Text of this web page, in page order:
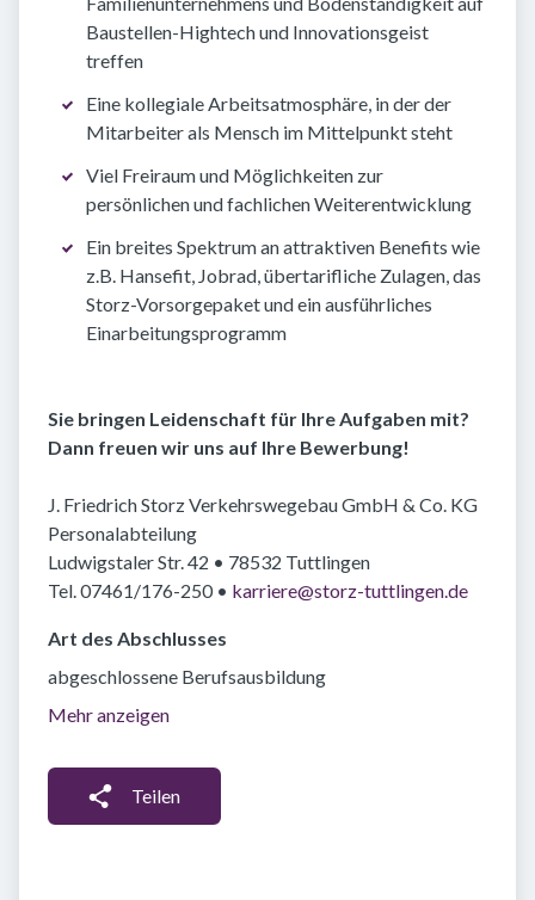
Baustellen-Hightech und Innovationsgeist
treffen
Eine kollegiale Arbeitsatmosphäre, in der der
Mitarbeiter als Mensch im Mittelpunkt steht
Viel Freiraum und Möglichkeiten zur
persönlichen und fachlichen Weiterentwicklung
Ein breites Spektrum an attraktiven Benefits wie
z.B. Hansefit, Jobrad, übertarifliche Zulagen, das
Storz-Vorsorgepaket und ein ausführliches
Einarbeitungsprogramm
Sie bringen Leidenschaft für Ihre Aufgaben mit?
Dann freuen wir uns auf Ihre Bewerbung!
J. Friedrich Storz Verkehrswegebau GmbH & Co. KG
Personalabteilung
Ludwigstaler Str. 42 • 78532 Tuttlingen
Tel. 07461/176-250 • karriere@storz-tuttlingen.de
Art des Abschlusses
abgeschlossene Berufsausbildung
Mehr anzeigen
Teilen